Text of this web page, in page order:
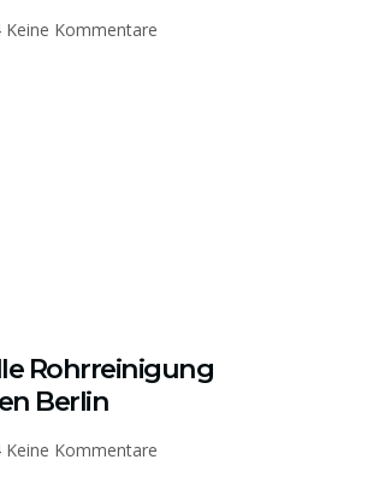
Keine Kommentare
Rohrreinigung
Berlin
Keine Kommentare